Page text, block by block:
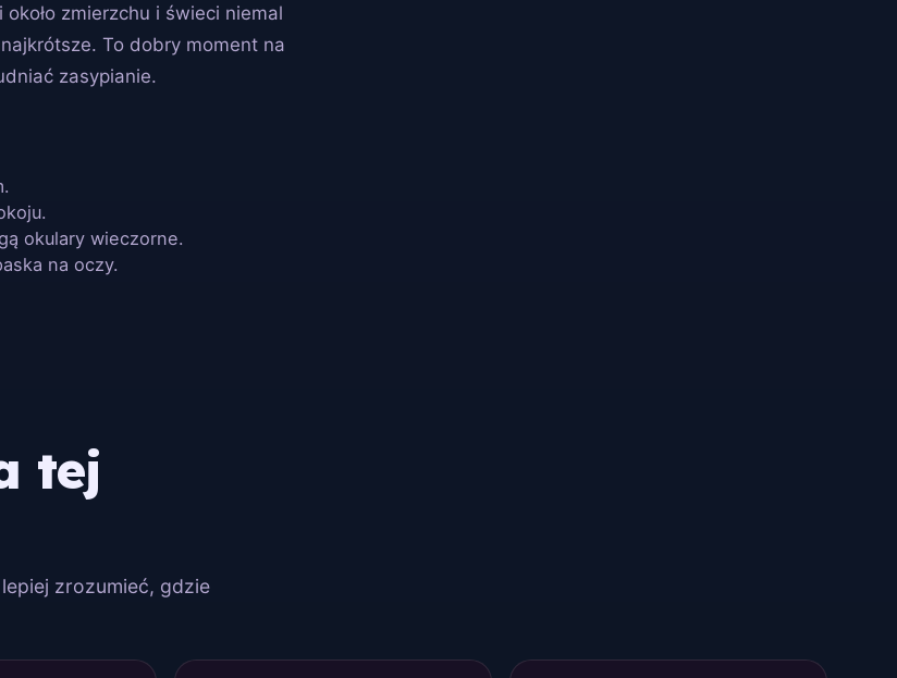
zmierzchu i świeci niemal
To dobry moment na
zasypianie.
okulary wieczorne.
na oczy.
tej
zrozumieć, gdzie